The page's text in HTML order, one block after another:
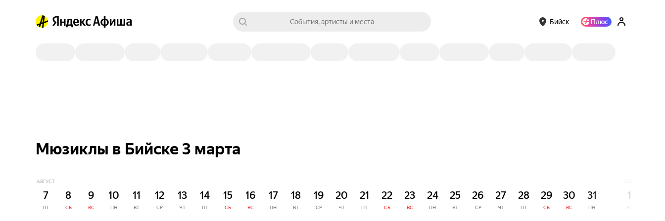
События, артисты и места Бийск
Мюзиклы в Бийске 3 марта
АВГУСТ
7
ПТ
8
СБ
9
ВС
10
ПН
11
ВТ
12
СР
13
ЧТ
14
ПТ
15
СБ
16
ВС
17
ПН
18
ВТ
19
СР
20
ЧТ
21
ПТ
22
СБ
23
ВС
24
ПН
25
ВТ
26
СР
27
ЧТ
28
ПТ
29
СБ
30
ВС
31
ПН
1
ВТ